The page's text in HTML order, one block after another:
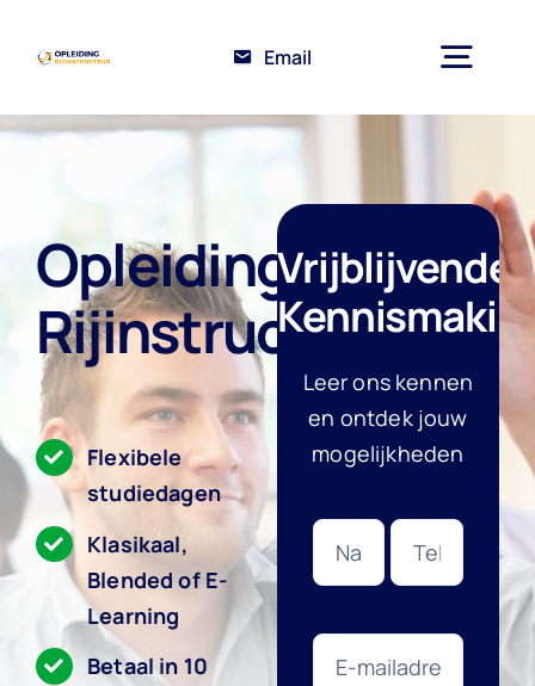
naar
Email
Opleiding Rijinstructeur
Over ons
Kennisbank
Contact
Gratis Adviesgesprek
Opleiding
Rijinstructeur
Flexibele
studiedagen
Klasikaal,
Blended of E-
Learning
Betaal in 10
Vrijblijvende
Leer ons kennen
en ontdek jouw
mogelijkheden